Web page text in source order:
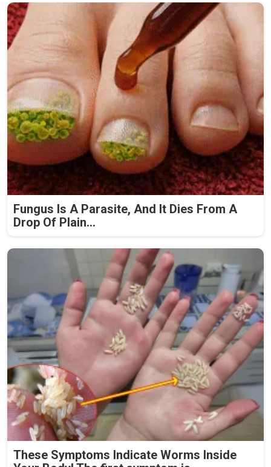
Fungus Is A Parasite, And It Dies From A
Drop Of Plain...
These Symptoms Indicate Worms Inside